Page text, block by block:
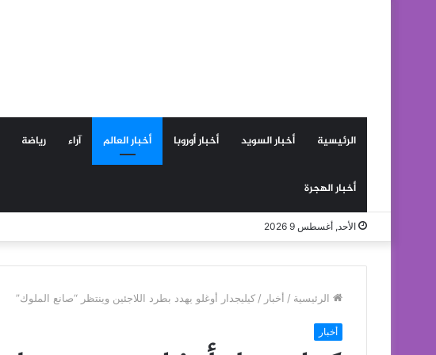
الرئيسية أخبار السويد أخبار أوروبا أخبار العالم آراء رياضة
أخبار الهجرة
الأحد, أغسطس 9 2026
الرئيسية / أخبار / كيليجدار أوغلو يهدد بطرد اللاجئين وينتظر “صانع الملوك”
أخبار